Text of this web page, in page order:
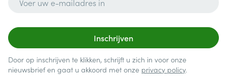
Inschrijven
Door op inschrijven te klikken, schrijft u zich in voor onze
nieuwsbrief en gaat u akkoord met onze privacy policy.